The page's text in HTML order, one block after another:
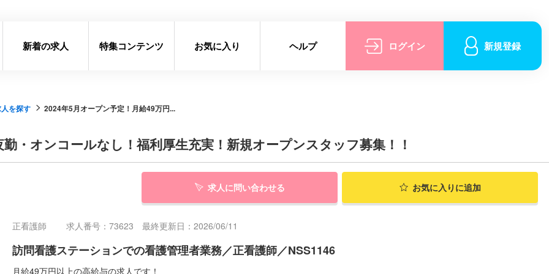
新着の求人 特集コンテンツ お気に入り ヘルプ ログイン 新規登録
を探す 2024年5月オープン予定！月給49万円...
・オンコールなし！福利厚生充実！新規オープンスタッフ募集！！
求人に問い合わせる お気に入りに追加
正看護師 求人番号：73623 最終更新日：2026/06/11
訪問看護ステーションでの看護管理者業務／正看護師／NSS1146
月給49万円以上の高給与の求人です！